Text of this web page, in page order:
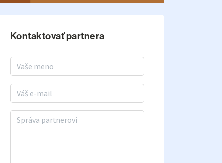
Kontaktovať partnera
Meno a priezvisko
E-mail
Správa partnerovi